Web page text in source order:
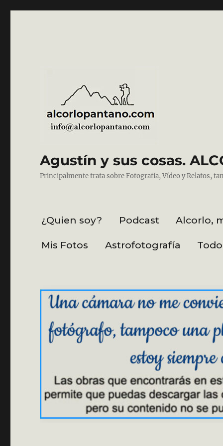
Agustín y sus cosas.
Principalmente trata sobre Fotografía, Vídeo y Relatos,
¿Quien soy? Podcast Alcorlo,
Mis Fotos Astrofotografía